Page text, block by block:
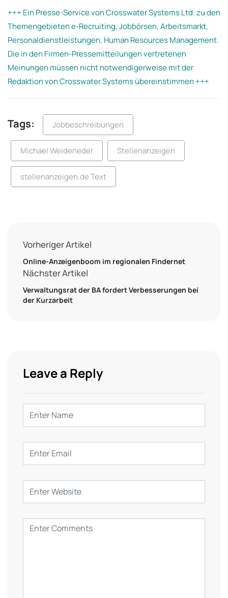
+++ Ein Presse-Service von Crosswater Systems Ltd. zu den
Themengebieten e-Recruiting, Jobbörsen, Arbeitsmarkt,
Personaldienstleistungen, Human Resources Management.
Die in den Firmen-Pressemitteilungen vertretenen
Meinungen müssen nicht notwendigerweise mit der
Redaktion von Crosswater Systems übereinstimmen +++
Tags: Jobbeschreibungen
Michael Weideneder Stellenanzeigen
stellenanzeigen.de Text
Vorheriger Artikel
Online-Anzeigenboom im regionalen Findernet
Nächster Artikel
Verwaltungsrat der BA fordert Verbesserungen bei
der Kurzarbeit
Leave a Reply